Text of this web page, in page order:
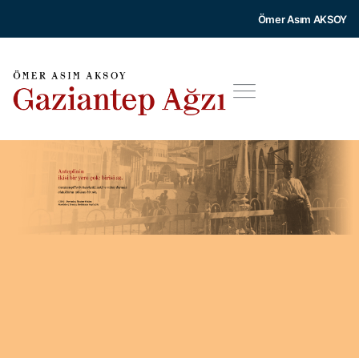
Ömer Asım AKSOY